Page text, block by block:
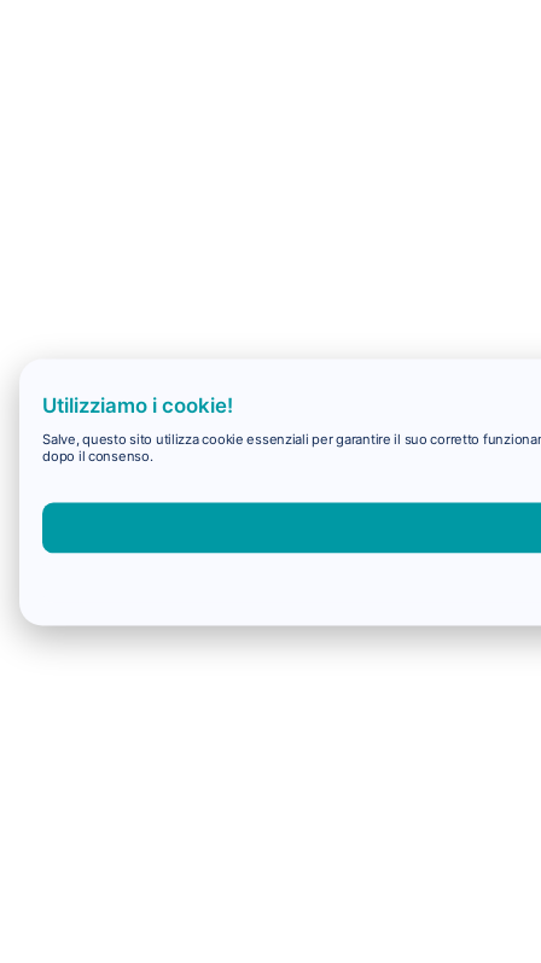
Utilizziamo i cookie!
Salve, questo sito utilizza cookie essenziali per garantire il suo corretto
dopo il consenso.